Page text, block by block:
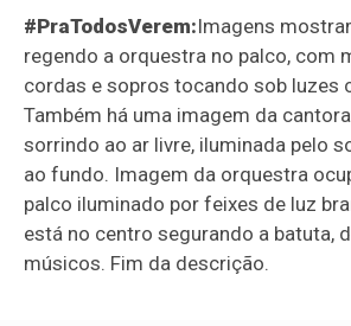
#PraTodosVerem:Imagens
regendo a orquestra no palco, com
cordas e sopros tocando sob luzes
Também há uma imagem da
sorrindo ao ar livre, iluminada pelo
ao fundo. Imagem da orquestra
palco iluminado por feixes de luz
está no centro segurando a batuta,
músicos. Fim da descrição.